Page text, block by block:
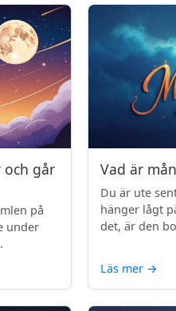
och går
på
under
Vad är
Du är ute
hänger lågt
det, är den
Läs mer →